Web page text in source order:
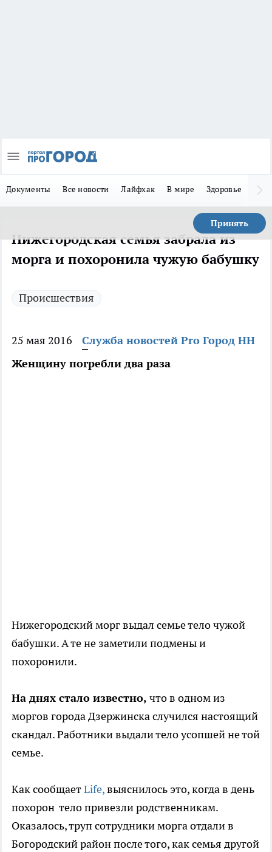
Документы Все новости Лайфхак В мире Здоровье
Принять
Нижегородская семья забрала из
морга и похоронила чужую бабушку
Происшествия
25 мая 2016
Служба новостей Pro Город НН
Женщину погребли два раза
Нижегородский морг выдал семье тело чужой
бабушки. А те не заметили подмены и
похоронили.
На днях стало известно, что в одном из
моргов города Дзержинска случился настоящий
скандал. Работники выдали тело усопшей не той
семье.
Как сообщаетLife,выяснилось это, когда в день
похорон тело привезли родственникам.
Оказалось, труп сотрудники морга отдали в
Богородский район после того, как семья другой